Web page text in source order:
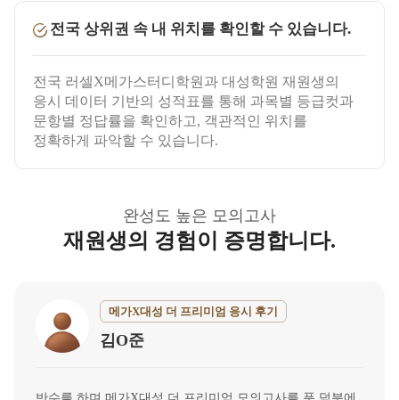
전국 상위권 속 내 위치를 확인할 수 있습니다.
전국 러셀X메가스터디학원과 대성학원 재원생의
응시 데이터 기반의 성적표를 통해 과목별 등급컷과
문항별 정답률을 확인하고, 객관적인 위치를
정확하게 파악할 수 있습니다.
완성도 높은 모의고사
재원생의 경험이 증명합니다.
메가X대성 더 프리미엄 응시 후기
김O준